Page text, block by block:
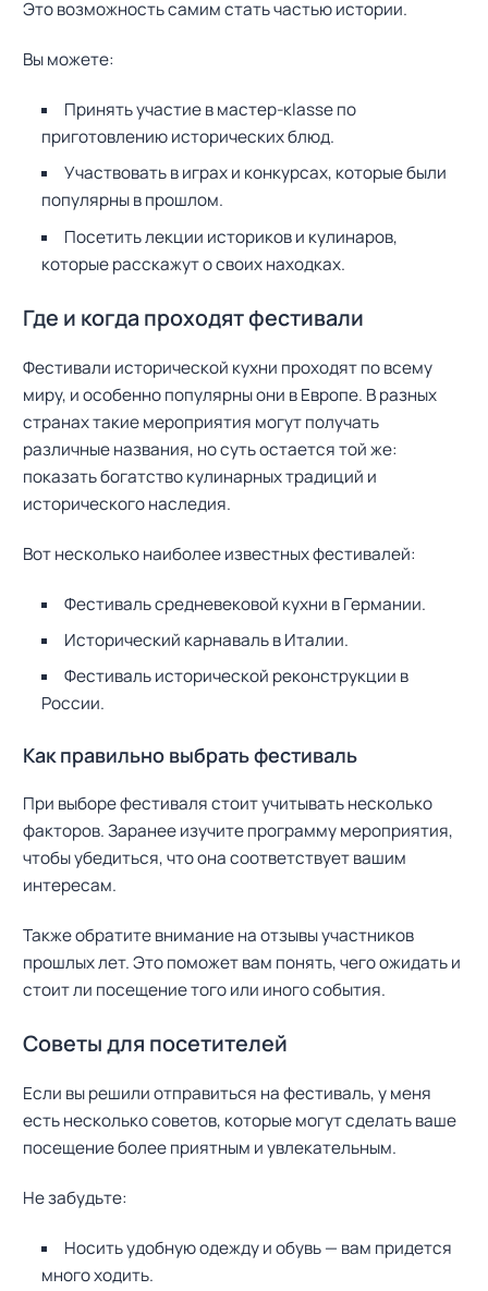
Это возможность самим стать частью истории.
Вы можете:
Принять участие в мастер-кlasse по
приготовлению исторических блюд.
Участвовать в играх и конкурсах, которые были
популярны в прошлом.
Посетить лекции историков и кулинаров,
которые расскажут о своих находках.
Где и когда проходят фестивали
Фестивали исторической кухни проходят по всему
миру, и особенно популярны они в Европе. В разных
странах такие мероприятия могут получать
различные названия, но суть остается той же:
показать богатство кулинарных традиций и
исторического наследия.
Вот несколько наиболее известных фестивалей:
Фестиваль средневековой кухни в Германии.
Исторический карнаваль в Италии.
Фестиваль исторической реконструкции в
России.
Как правильно выбрать фестиваль
При выборе фестиваля стоит учитывать несколько
факторов. Заранее изучите программу мероприятия,
чтобы убедиться, что она соответствует вашим
интересам.
Также обратите внимание на отзывы участников
прошлых лет. Это поможет вам понять, чего ожидать и
стоит ли посещение того или иного события.
Советы для посетителей
Если вы решили отправиться на фестиваль, у меня
есть несколько советов, которые могут сделать ваше
посещение более приятным и увлекательным.
Не забудьте:
Носить удобную одежду и обувь — вам придется
много ходить.